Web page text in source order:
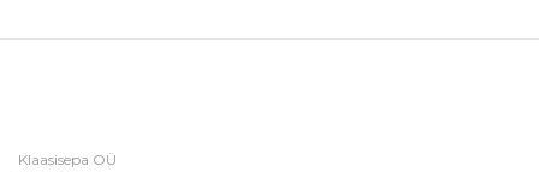
Klaasisepa OÜ